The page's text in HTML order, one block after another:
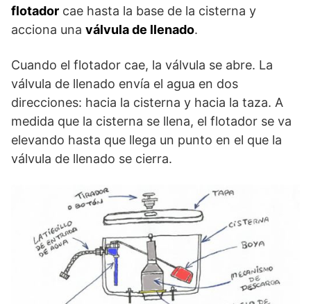
flotador cae hasta la base de la cisterna y
acciona una válvula de llenado.
Cuando el flotador cae, la válvula se abre. La
válvula de llenado envía el agua en dos
direcciones: hacia la cisterna y hacia la taza. A
medida que la cisterna se llena, el flotador se va
elevando hasta que llega un punto en el que la
válvula de llenado se cierra.